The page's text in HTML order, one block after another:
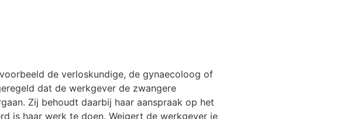
de verloskundige, de gynaecoloog of
dat de werkgever de zwangere
Zij behoudt daarbij haar aanspraak op het
is haar werk te doen. Weigert de werkgever je